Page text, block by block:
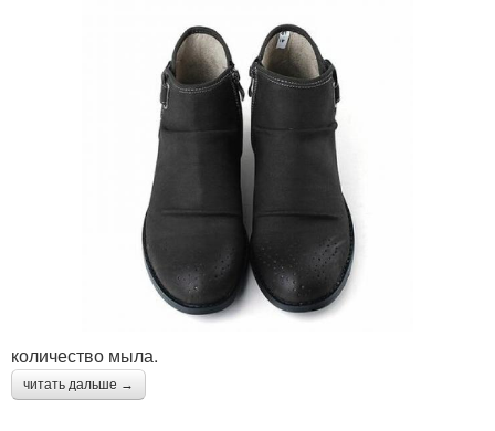
количество мыла.
читать дальше →